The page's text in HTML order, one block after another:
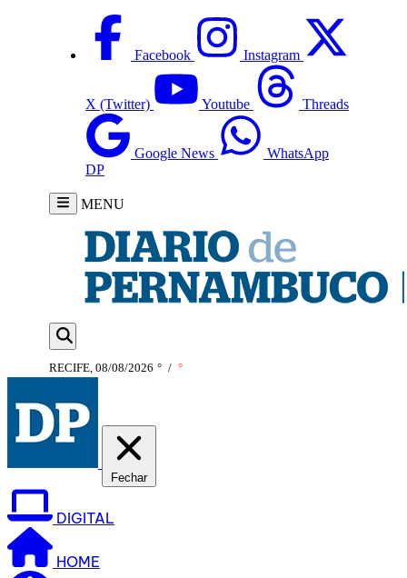
Facebook Instagram
X (Twitter) Youtube Threads
Google News
WhatsApp
DP
MENU
RECIFE, 08/08/2026 ° / °
Fechar
DIGITAL
HOME